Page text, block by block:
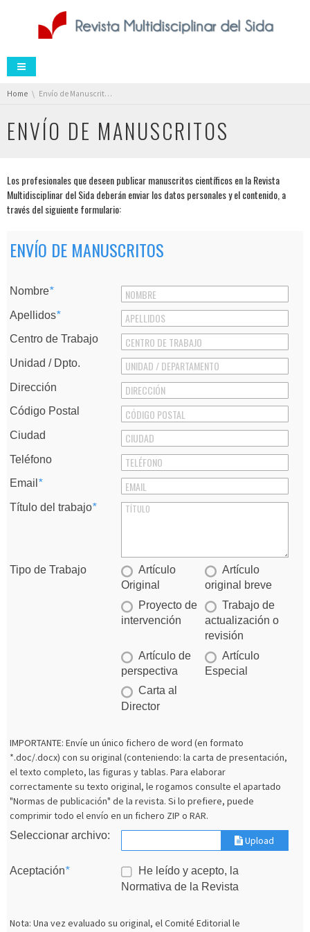
You are here:
Home Envío de Manuscritos
ENVÍO DE MANUSCRITOS
Los profesionales que deseen publicar manuscritos científicos en la Revista
Multidisciplinar del Sida deberán enviar los datos personales y el contenido, a
través del siguiente formulario:
ENVÍO DE MANUSCRITOS
Nombre*
Apellidos*
Centro de Trabajo
Unidad / Dpto.
Dirección
Código Postal
Ciudad
Teléfono
Email *
Título del trabajo*
Tipo de Trabajo
Artículo
Original
Artículo
original breve
Proyecto de
intervención
Trabajo de
actualización o
revisión
Artículo de
perspectiva
Artículo
Especial
Carta al
Director
IMPORTANTE: Envíe un único fichero de word (en formato
*.doc/.docx) con su original (conteniendo: la carta de presentación,
el texto completo, las figuras y tablas. Para elaborar
correctamente su texto original, le rogamos consulte el apartado
"Normas de publicación" de la revista. Si lo prefiere, puede
comprimir todo el envío en un fichero ZIP o RAR.
Seleccionar archivo: Upload
Aceptación*
He leído y acepto, la
Normativa de la Revista
Nota: Una vez evaluado su original, el Comité Editorial le